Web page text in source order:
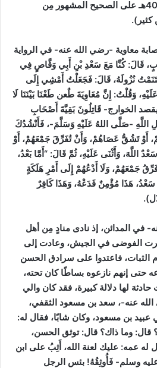
عشر مِن شهر رمضان سنة 40هـ على الصحيح المشهور مِن
كثير).
معاوية -رضي الله عنه- في الرواية
قَالَ: كُنَّا مَعَ سَعْدِ بْنِ أَبِي وَقَّاصٍ فِي
نُزُولَهُ، قَالَ: فَجَعَلْتُ أَمْشِي إِلَى
وَقُلْتُ: إِنَّ مُعَاوِيَةَ طٌعن طَعْنَا بَيْنَنَا لَا
-يقصد الخوارج- قَاتِلُونَ بَقِيَّةَ أَصْحَابِ
-صَلَّى اللهُ عَلَيْهِ وَسَلَّمَ-، فَأَنْشُدُكَ
أَوْ تَشُقُّ عَصَاهُمْ، وَأَنْ تُفَرِّقَ جَمْعَهُمْ، أَوْ
اللَّهَ، وَأَثْنَى عَلَيْهِ، ثُمَّ قَالَ: “أَمَّا بَعْدُ،
جَمْعَهُمْ، وَلَا أَدْعُهُمْ إِلَى أَمْرِ هَلَكَةٍ
هَذَا مُؤْمِنٌ فَدَعْهُ، وَهَذَا كَافِرٌ
.
في المدائن، إذ نادى منادٍ مِن أهل
الفوضى في الجيش، وعادت إلى
الثبات، فاعتدوا على سرادق الحسن
حتى إنهم نازعوه بساطًا كان تحته،
لها دلالة كبيرة، فقد كان والي
عنه-، سعد بن مسعود الثقفي،
عبيد بن مسعود، وكان شابًا، فقال له:
وما ذاك؟ قال: توثق الحسن،
له عمه: عليك لعنة الله، أَثِبُ على ابن
وسلم- فَأُوثِقُهُ! بئس الرجل